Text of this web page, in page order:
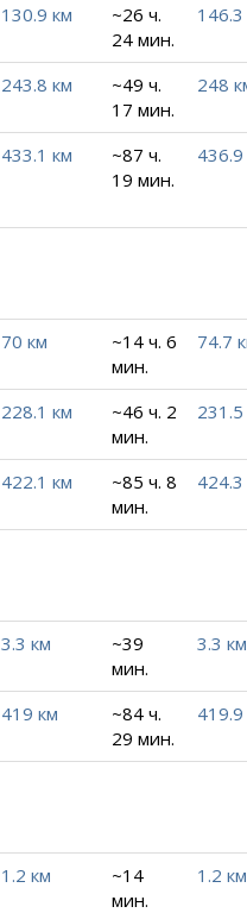
130.9 км
~26 ч.
24 мин.
243.8 км
~49 ч.
17 мин.
248
433.1 км
~87 ч.
19 мин.
70 км
~14 ч. 6
мин.
74.7
228.1 км
~46 ч. 2
мин.
422.1 км
~85 ч. 8
мин.
3.3 км
~39
мин.
3.3 км
419 км
~84 ч.
29 мин.
1.2 км
~14
мин.
1.2 км